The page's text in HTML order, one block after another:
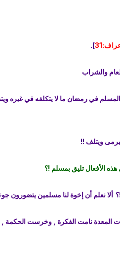
].
والشراب
في رمضان ما لا يتكلفه في غيره
ويتلف !!
الأفعال تليق بمسلم !؟
ألا نعلم أن إخوة لنا مسلمين يتضورون
المعدة نامت الفكرة , وخرست الحكمة